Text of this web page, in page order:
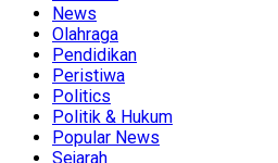
News
Olahraga
Pendidikan
Peristiwa
Politics
Politik & Hukum
Popular News
Sejarah